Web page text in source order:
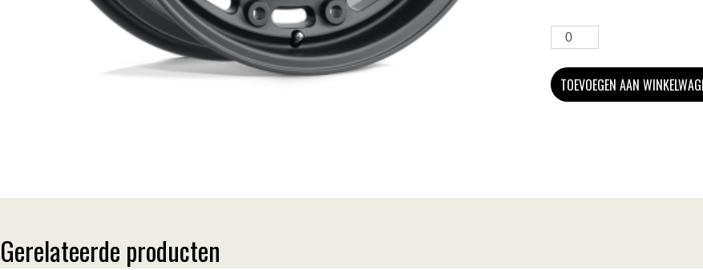
TOEVOEGEN AAN
Gerelateerde producten